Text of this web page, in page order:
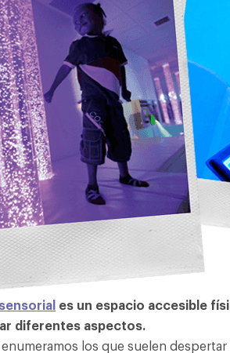
es un espacio accesible
diferentes aspectos.
los que suelen